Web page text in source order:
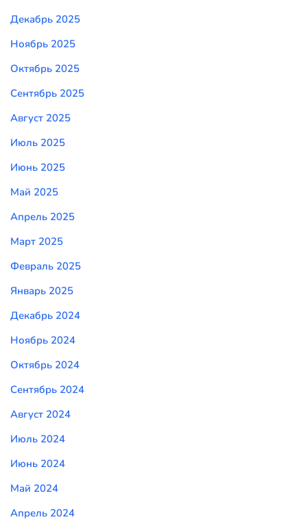
Декабрь 2025
Ноябрь 2025
Октябрь 2025
Сентябрь 2025
Август 2025
Июль 2025
Июнь 2025
Май 2025
Апрель 2025
Март 2025
Февраль 2025
Январь 2025
Декабрь 2024
Ноябрь 2024
Октябрь 2024
Сентябрь 2024
Август 2024
Июль 2024
Июнь 2024
Май 2024
Апрель 2024